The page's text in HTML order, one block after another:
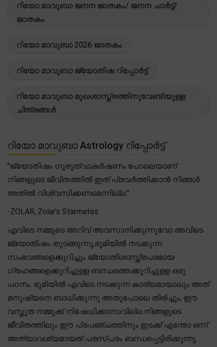
റിയോ മാവുബാ ജനന ജാതകം/ ജനന ചാർട്ട്/
ജാതകം
റിയോ മാവുബാ 2026 ജാതകം
റിയോ മാവുബാ ജ്യോതിഷ റിപ്പോർട്ട്
റിയോ മാവുബാ മുഖശാസ്ത്രത്തിനുവേണ്ടിയുള്ള
ചിത്രങ്ങൾ
റിയോ മാവുബാ Astrology റിപ്പോർട്ട്
"ജ്യോതിഷം ഗുരുത്വാകർഷണം പോലെയാണ്.
നിങ്ങളുടെ ജീവിതത്തിൽ ഇത് പ്രവർത്തിക്കാൻ നിങ്ങൾ
അതിൽ വിശ്വസിക്കണമെന്നില്ല."
-ZOLAR, Zolar's Starmates
എവിടെ നമ്മുടെ അറിവ് അവസാനിക്കുന്നുവോ അവിടെ
ജ്യോതിഷം തുടങ്ങുന്നു,ഭൂമിയിൽ നടക്കുന്ന
സംഭവങ്ങളെക്കുറിച്ചും ജ്യോതിശാസ്ത്രപരമായ
ഗ്രഹങ്ങളെക്കുറിച്ചുള്ള ബന്ധത്തെക്കുറിച്ചുള്ള ഒരു
പഠനം. ഭൂമിയിൽ എവിടെ നടക്കുന്ന കാര്യമായാലും അത്
മനുഷ്യനെ ബാധിക്കുന്നു അതുപോലെ തിരിച്ചും, ഈ
വസ്തുത നമ്മുക്ക് നിഷേധിക്കാനാവില്ല.നിങ്ങളുടെ
ജീവിതത്തിലും ഈ പ്രപഞ്ചത്തിനും ഇടക്ക് എന്തോ ഒന്ന്
അത്യാവശ്യമായത് പരസ്പരം ബന്ധപ്പെട്ടിരിക്കുന്നു.